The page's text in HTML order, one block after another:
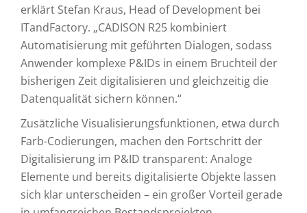
erklärt Stefan Kraus, Head of Development bei
ITandFactory. „CADISON R25 kombiniert
Automatisierung mit geführten Dialogen, sodass
Anwender komplexe P&IDs in einem Bruchteil der
bisherigen Zeit digitalisieren und gleichzeitig die
Datenqualität sichern können.“
Zusätzliche Visualisierungsfunktionen, etwa durch
Farb-Codierungen, machen den Fortschritt der
Digitalisierung im P&ID transparent: Analoge
Elemente und bereits digitalisierte Objekte lassen
sich klar unterscheiden – ein großer Vorteil gerade